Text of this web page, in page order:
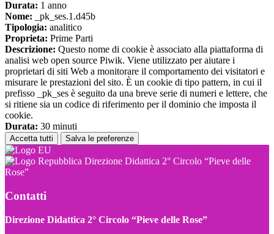
Durata: 1 anno
Nome: _pk_ses.1.d45b
Tipologia: analitico
Proprieta: Prime Parti
Descrizione: Questo nome di cookie è associato alla piattaforma di
analisi web open source Piwik. Viene utilizzato per aiutare i
proprietari di siti Web a monitorare il comportamento dei visitatori e
misurare le prestazioni del sito. È un cookie di tipo pattern, in cui il
prefisso _pk_ses è seguito da una breve serie di numeri e lettere, che
si ritiene sia un codice di riferimento per il dominio che imposta il
cookie.
Durata: 30 minuti
Accetta tutti Salva le preferenze
Direzione Didattica 2° Circolo “Pieve delle
Rose”
Contatti
Direzione Didattica 2° Circolo “Pieve delle Rose”